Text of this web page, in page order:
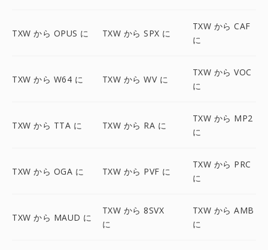
TXW から OPUS に TXW から SPX に
TXW から CAF
に
TXW から W64 に TXW から WV に
TXW から VOC
に
TXW から TTA に TXW から RA に
TXW から MP2
に
TXW から OGA に TXW から PVF に
TXW から PRC
に
TXW から MAUD に
TXW から 8SVX
に
TXW から AMB
に